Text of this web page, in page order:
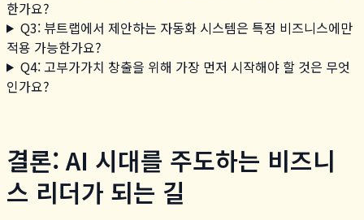
한가요?
Q3: 뷰트랩에서 제안하는 자동화 시스템은 특정 비즈니스에만
적용 가능한가요?
Q4: 고부가가치 창출을 위해 가장 먼저 시작해야 할 것은 무엇
인가요?
결론: AI 시대를 주도하는 비즈니
스 리더가 되는 길